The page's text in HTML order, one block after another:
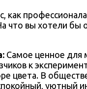
как
что вы хотели бы
Самое ценное для
к
цвета. В
уютный